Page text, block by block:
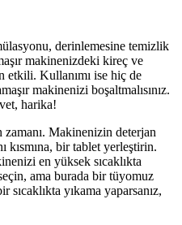
derinlemesine temizlik
makinenizdeki kireç ve
etkili. Kullanımı ise hiç de
makinenizi boşaltmalısınız.
harika!
zamanı. Makinenizin deterjan
kısmına, bir tablet yerleştirin.
en yüksek sıcaklıkta
ama burada bir tüyomuz
yıkama yaparsanız,